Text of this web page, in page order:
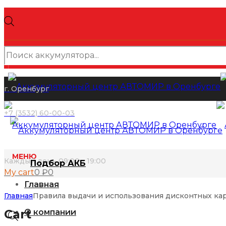
Поиск
товаров
МЕНЮ
Главная
О компании
г. Оренбург
+7 (3532) 60-00-03
Каждый день 09:00 - 19:00
My cart0 ₽0
Cart
Подбор АКБ
КАТАЛОГ АККУМУЛЯТОРОВ
Поиск
ГлавнаяПравила выдачи и использования дисконтных